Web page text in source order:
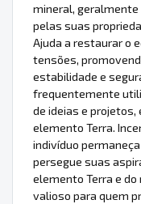
mineral, geralmente
pelas suas
Ajuda a restaurar o
tensões,
estabilidade e
frequentemente
de ideias e projetos,
elemento Terra.
indivíduo
persegue suas
elemento Terra e
valioso para quem